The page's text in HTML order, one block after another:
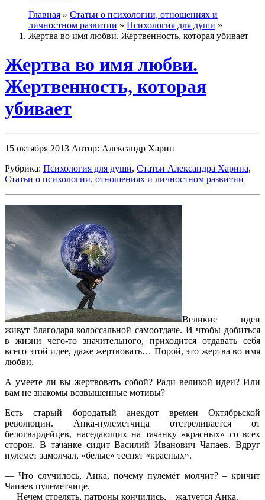
Главная » Статьи о психологии, отношениях и
личностном развитии » Психология для души »
Жертва во имя любви. Жертвенность, которая убивает
Жертва во имя любви.
Жертвенность, которая
убивает
15 октября 2013 Автор: Александр Харин
Рубрика: Психология для души, Статьи Александра Харина,
Статьи о психологии, отношениях и личностном развитии
Великие идеи
живут благодаря колоссальной самоотдаче. И чтобы добиться
в жизни чего-то значительного, приходится отдавать себя
всего этой идее, даже жертвовать… Порой, это жертва во имя
любви.
А умеете ли вы жертвовать собой? Ради великой идеи? Или
вам не знакомы возвышенные мотивы?
Есть старый бородатый анекдот времен Октябрьской
революции. Анка-пулеметчица отстреливается от
белогвардейцев, наседающих на тачанку «красных» со всех
сторон. В тачанке сидит Василий Иванович Чапаев. Вдруг
пулемет замолчал, «белые» теснят «красных».
— Что случилось, Анка, почему пулемёт молчит? – кричит
Чапаев пулеметчице.
— Нечем стрелять, патроны кончились, – жалуется Анка.